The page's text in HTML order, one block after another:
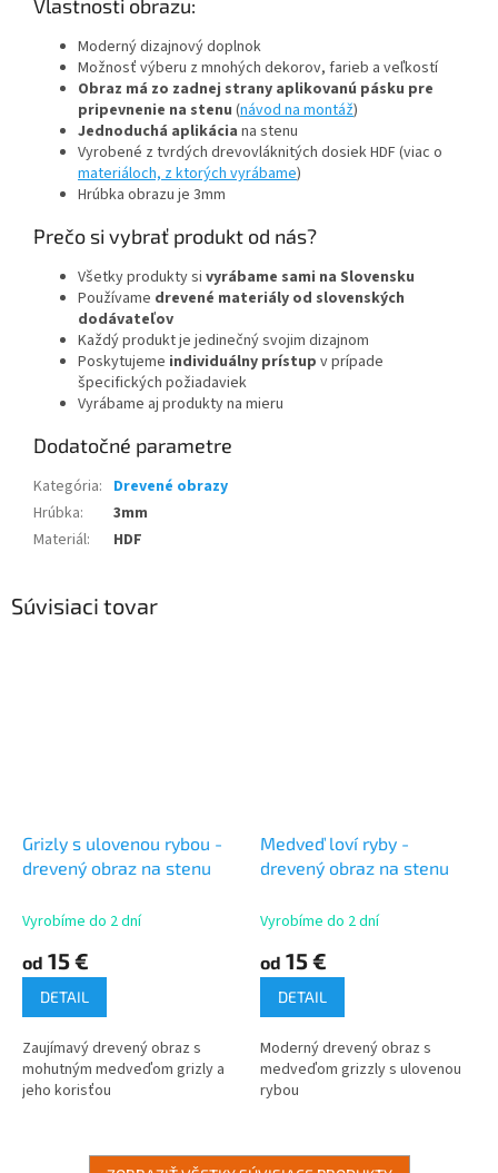
Vlastnosti obrazu:
Moderný dizajnový doplnok
Možnosť výberu z mnohých dekorov, farieb a veľkostí
Obraz má zo zadnej strany aplikovanú pásku pre
pripevnenie na stenu (návod na montáž)
Jednoduchá aplikácia na stenu
Vyrobené z tvrdých drevovláknitých dosiek HDF (viac o
materiáloch, z ktorých vyrábame)
Hrúbka obrazu je 3mm
Prečo si vybrať produkt od nás?
Všetky produkty si vyrábame sami na Slovensku
Používame drevené materiály od slovenských
dodávateľov
Každý produkt je jedinečný svojim dizajnom
Poskytujeme individuálny prístup v prípade
špecifických požiadaviek
Vyrábame aj produkty na mieru
Dodatočné parametre
Kategória: Drevené obrazy
Hrúbka:
3mm
Materiál: HDF
Súvisiaci tovar
Grizly s ulovenou rybou -
drevený obraz na stenu
Vyrobíme do 2 dní
od 15 €
DETAIL
Zaujímavý drevený obraz s
mohutným medveďom grizly a
jeho korisťou
Medveď loví ryby -
drevený obraz na stenu
Vyrobíme do 2 dní
od 15 €
DETAIL
Moderný drevený obraz s
medveďom grizzly s ulovenou
rybou